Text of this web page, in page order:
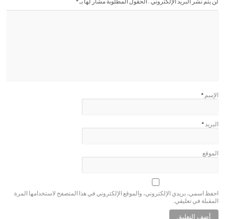
الإسم *
البريد*
الموقع
احفظ اسمي، بريدي الإلكتروني، والموقع الإلكتروني في هذا المتصفح لاستخدامها المرة
المقبلة في تعليقي.